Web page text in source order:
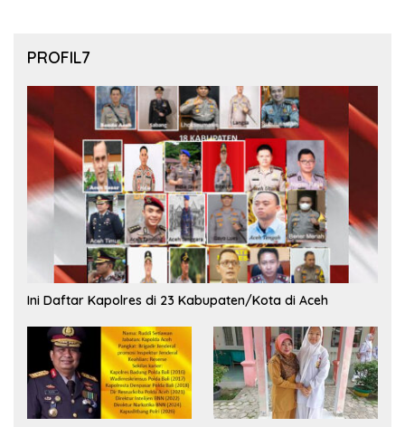
PROFIL7
Ini Daftar Kapolres di 23 Kabupaten/Kota di Aceh